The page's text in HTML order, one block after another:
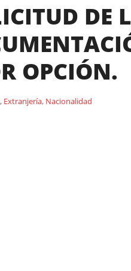
DE
OPCIÓN.
, Extranjería, Nacionalidad